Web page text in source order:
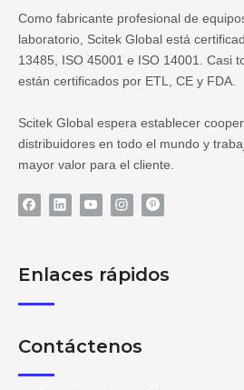
Como fabricante profesional de
laboratorio, Scitek Global está
13485, ISO 45001 e ISO 14001. Casi
están certificados por ETL, CE y FDA.
Scitek Global espera establecer
distribuidores en todo el mundo y
mayor valor para el cliente.
Enlaces rápidos
Contáctenos